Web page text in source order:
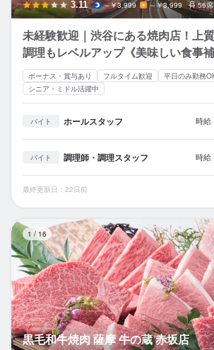
3.11 ～￥3,999 ～￥3,999 56席
未経験歓迎｜渋谷にある焼肉店！上
調理もレベルアップ《美味しい食事
ボーナス・賞与あり フルタイム歓迎
平日のみ勤務
シニア・ミドル活躍中
バイト ホールスタッフ 時給
バイト 調理師・調理スタッフ 時給
最終更新日：22日前
1 / 16
黒毛和牛焼肉 薩摩 牛の蔵 赤坂店